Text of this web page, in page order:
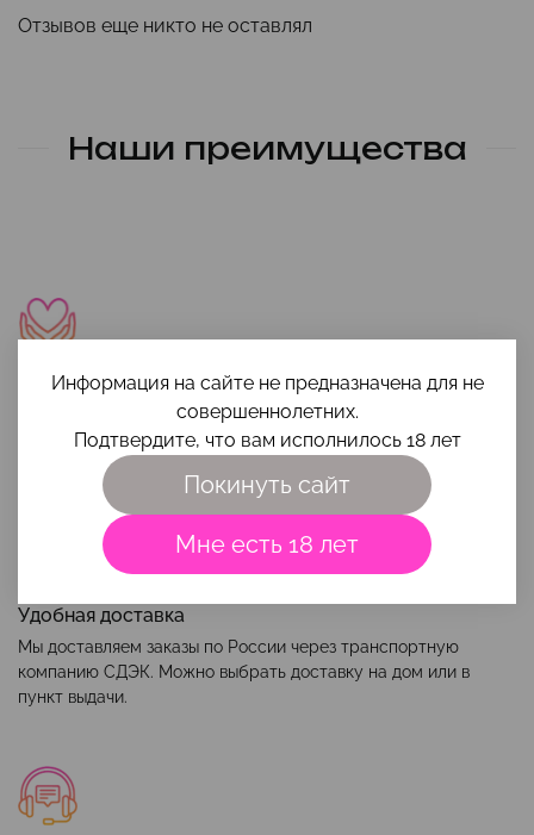
Отзывов еще никто не оставлял
Наши преимущества
Помощь в выборе
Чтобы игрушка и интимная косметика вам максимально
подошли, приходи наконсультациюили напиши свой вопрос
smehigrehsexshop@gmail.com
Удобная доставка
Мы доставляем заказы по России через транспортную
компанию СДЭК. Можно выбрать доставку на дом или в
пункт выдачи.
Информация на сайте не предназначена для не
совершеннолетних.
Подтвердите, что вам исполнилось 18 лет
Покинуть сайт
Мне есть 18 лет